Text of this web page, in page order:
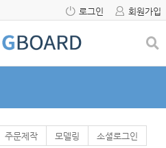
로그인 회원가입
주문제작 모델링 소셜로그인